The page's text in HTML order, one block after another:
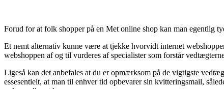
Forud for at folk shopper på en Met online shop kan man egentlig
Et nemt alternativ kunne være at tjekke hvorvidt internet
webshoppen af og til vurderes af specialister som forstår
Ligeså kan det anbefales at du er opmærksom på de vigtigste
essesentielt, at man til enhver tid opbevarer sin kvitteringsmail,